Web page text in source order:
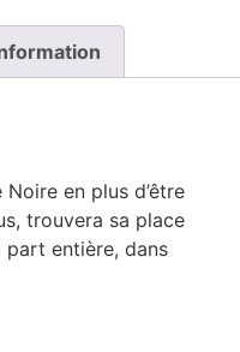
en plus d’être
trouvera sa place
entière, dans